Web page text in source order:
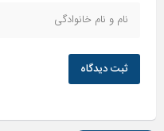
ثبت دیدگاه